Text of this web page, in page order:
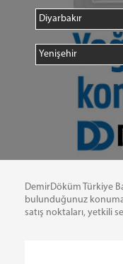
DemirDöküm Türkiye
bulunduğunuz konuma
satış noktaları, yetkili